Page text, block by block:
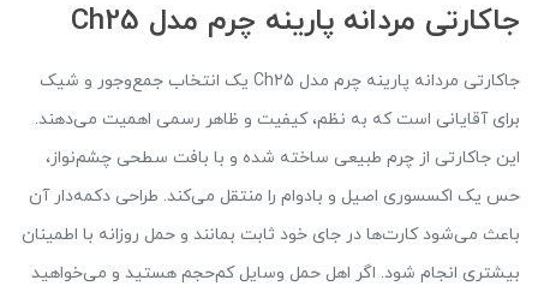
جاکارتی مردانه پارینه چرم مدل Ch25
جاکارتی مردانه پارینه چرم مدل Ch25 یک انتخاب جمع‌وجور و شیک
برای آقایانی است که به نظم، کیفیت و ظاهر رسمی اهمیت می‌دهند.
این جاکارتی از چرم طبیعی ساخته شده و با بافت سطحی چشم‌نواز،
حس یک اکسسوری اصیل و بادوام را منتقل می‌کند. طراحی دکمه‌دار آن
باعث می‌شود کارت‌ها در جای خود ثابت بمانند و حمل روزانه با اطمینان
بیشتری انجام شود. اگر اهل حمل وسایل کم‌حجم هستید و می‌خواهید